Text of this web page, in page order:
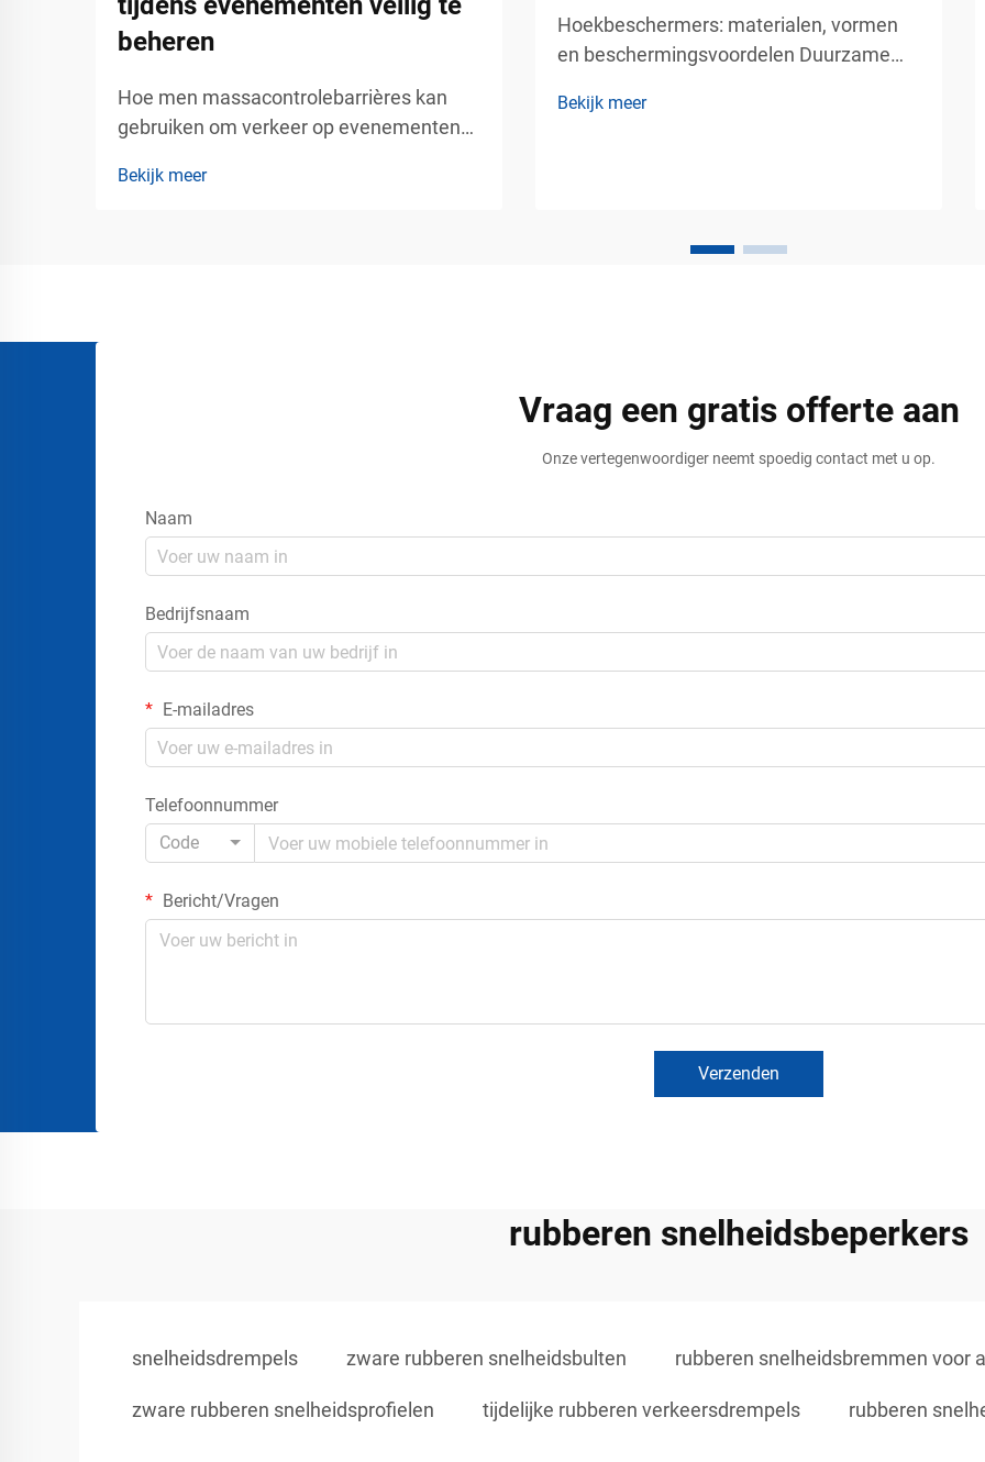
beheren
Hoe men massacontrolebarrières kan
gebruiken om verkeer op evenementen
groepen mensen tijdens concerten,
Bekijk meer
Hoekbeschermers: materialen, vormen
en beschermingsvoordelen Duurzame
commerciële veiligheidsomgevingen In
Bekijk meer
Vraag een gratis offerte aan
Onze vertegenwoordiger neemt spoedig contact met u op.
Naam
Bedrijfsnaam
E-mailadres
Telefoonnummer
Code
Bericht/Vragen
Verzenden
rubberen snelheidsbeperkers
snelheidsdrempels zware rubberen snelheidsbulten rubberen snelheidsbremmen voor
zware rubberen snelheidsprofielen tijdelijke rubberen verkeersdrempels rubberen